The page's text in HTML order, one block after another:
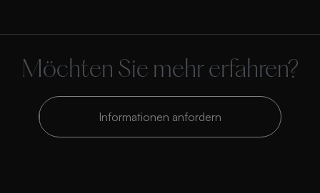
Möchten Sie mehr erfahren?
Informationen anfordern